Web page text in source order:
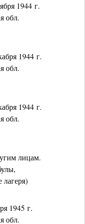
1944 г.
обл.
1944 г.
обл.
1944 г.
обл.
лицам.
1945 г.
обл.